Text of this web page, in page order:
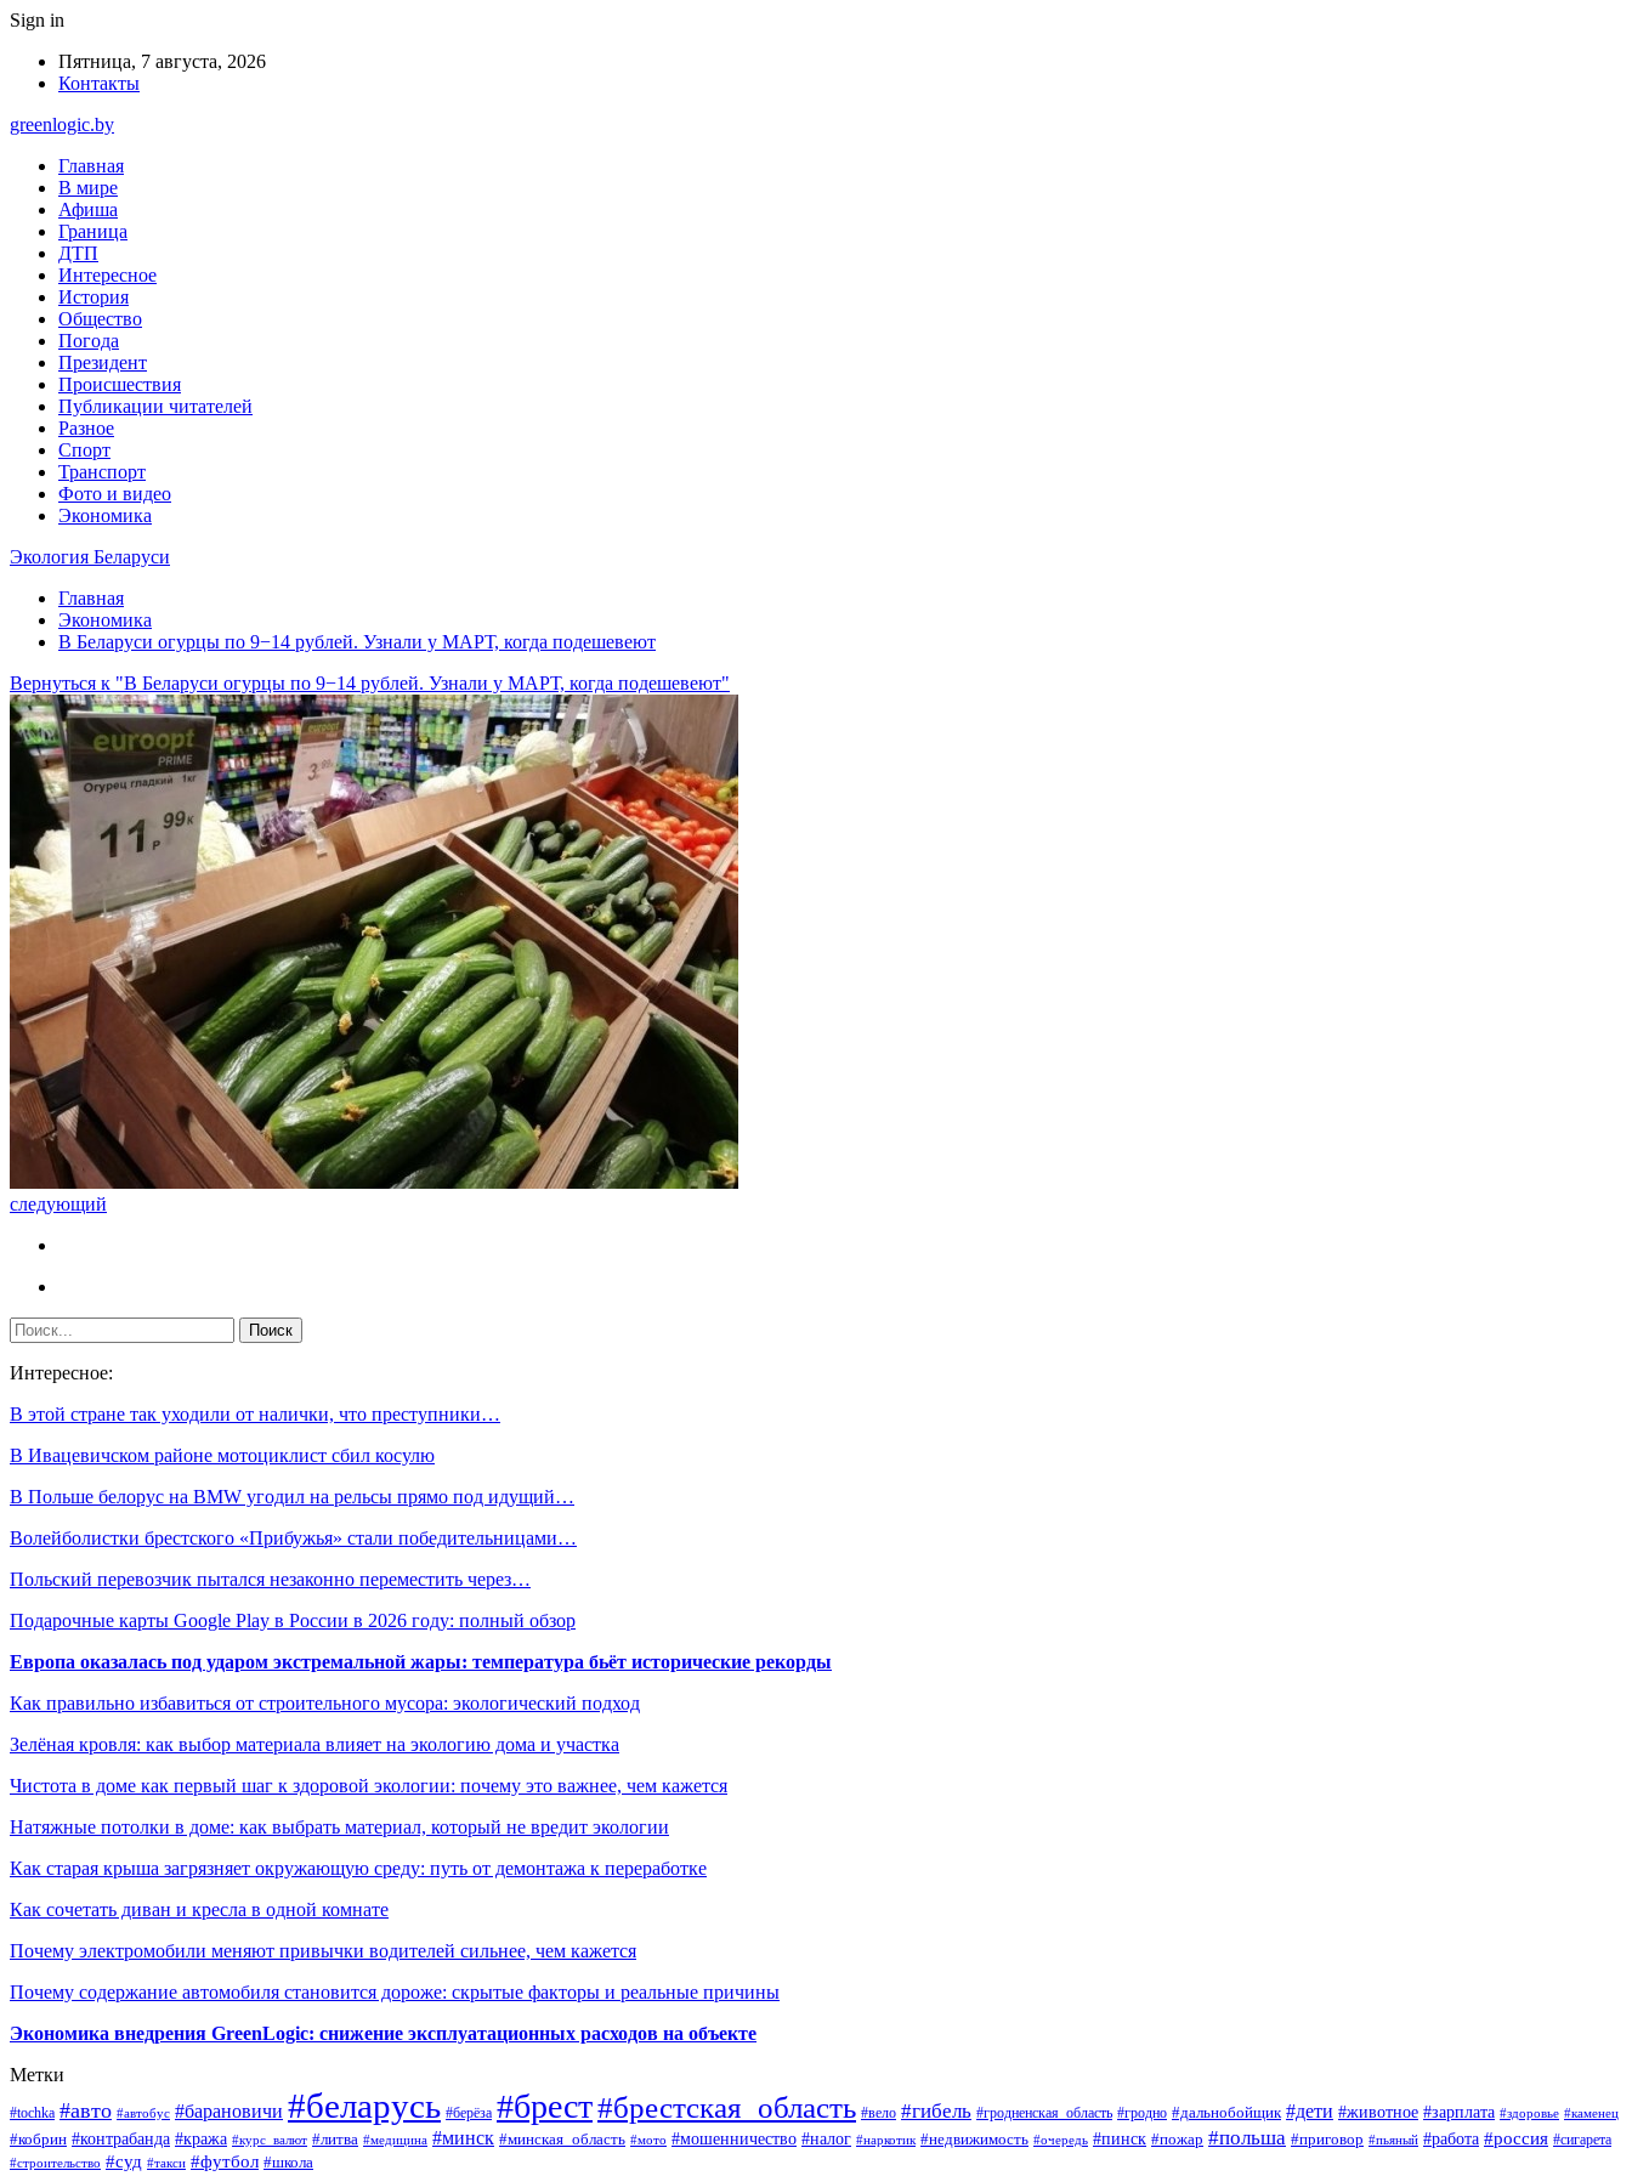
Sign in
Пятница, 7 августа, 2026
Контакты
greenlogic.by
Главная
В мире
Афиша
Граница
ДТП
Интересное
История
Общество
Погода
Президент
Происшествия
Публикации читателей
Разное
Спорт
Транспорт
Фото и видео
Экономика
Экология Беларуси
Главная
Экономика
В Беларуси огурцы по 9−14 рублей. Узнали у МАРТ, когда подешевеют
Вернуться к "В Беларуси огурцы по 9−14 рублей. Узнали у МАРТ, когда подешевеют"
следующий
Интересное:
В этой стране так уходили от налички, что преступники…
В Ивацевичском районе мотоциклист сбил косулю
В Польше белорус на BMW угодил на рельсы прямо под идущий…
Волейболистки брестского «Прибужья» стали победительницами…
Польский перевозчик пытался незаконно переместить через…
Подарочные карты Google Play в России в 2026 году: полный обзор
Европа оказалась под ударом экстремальной жары: температура бьёт исторические рекорды
Как правильно избавиться от строительного мусора: экологический подход
Зелёная кровля: как выбор материала влияет на экологию дома и участка
Чистота в доме как первый шаг к здоровой экологии: почему это важнее, чем кажется
Натяжные потолки в доме: как выбрать материал, который не вредит экологии
Как старая крыша загрязняет окружающую среду: путь от демонтажа к переработке
Как сочетать диван и кресла в одной комнате
Почему электромобили меняют привычки водителей сильнее, чем кажется
Почему содержание автомобиля становится дороже: скрытые факторы и реальные причины
Экономика внедрения GreenLogic: снижение эксплуатационных расходов на объекте
Метки
#tochka #авто #автобус #барановичи #беларусь #берёза #брест#брестская_область #вело #гибель #гродненская_область #гродно #дальнобойщик #дети #животное #зарплата #здоровье #каменец
#кобрин #контрабанда #кража #курс_валют #литва #медицина #минск #минская_область #мото #мошенничество #налог #наркотик #недвижимость #очередь #пинск #пожар #польша #приговор #пьяный #работа #россия #сигарета
#строительство #суд #такси #футбол #школа